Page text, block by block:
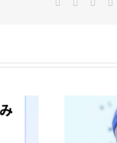
Facebook
TwitterReddit